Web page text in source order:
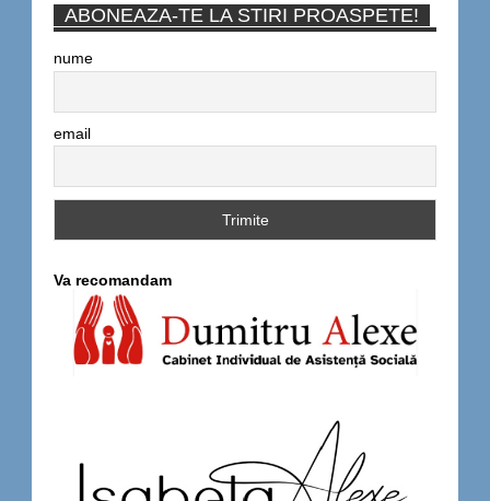
ABONEAZA-TE LA STIRI PROASPETE!
nume
email
Va recomandam